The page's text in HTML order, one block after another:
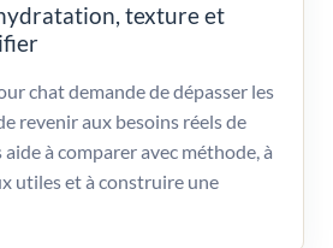
texture et
chat demande de dépasser les
revenir aux besoins réels de
aide à comparer avec méthode, à
utiles et à construire une